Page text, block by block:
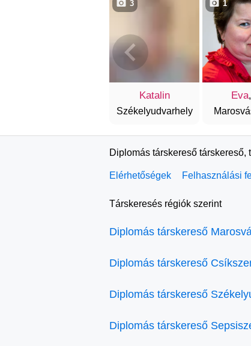
Katalin
Székelyudvarhely
3
Eva
1
Diplomás társkereső társkereső,
Elérhetőségek Felhasználási
Társkeresés régiók szerint
Diplomás társkereső
Diplomás társkereső
Diplomás társkereső
Diplomás társkereső